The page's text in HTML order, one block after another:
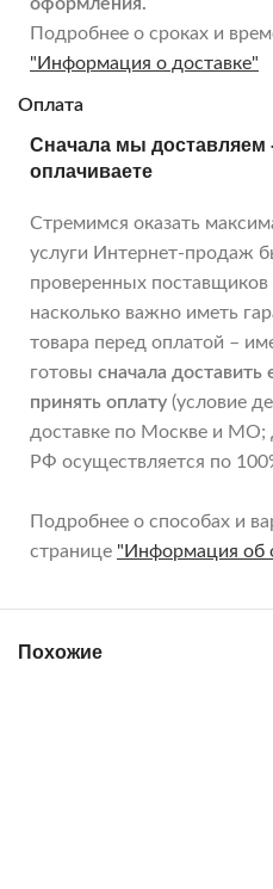
Подробнее о сроках и
"Информация о доставке"
Оплата
Сначала мы доставляем
оплачиваете
Стремимся оказать
услуги Интернет-продаж
проверенных
насколько важно иметь
товара перед оплатой –
готовы сначала доставить
принять оплату (условие
доставке по Москве и МО;
РФ осуществляется по
Подробнее о способах и
странице "Информация об
Похожие